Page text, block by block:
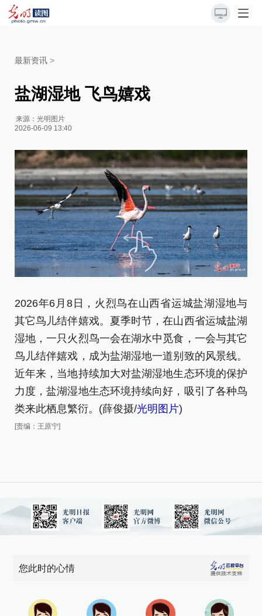
最新资讯 >
盐湖湿地 飞鸟嬉戏
来源：光明图片
2026-06-09 13:40
2026年6月8日，火烈鸟在山西省运城盐湖湿地与
其它鸟儿结伴嬉戏。夏季时节，在山西省运城盐湖
湿地，一只火烈鸟一会在湖水中觅食，一会与其它
鸟儿结伴嬉戏，成为盐湖湿地一道别致的风景线。
近年来，当地持续加大对盐湖湿地生态环境的保护
力度，盐湖湿地生态环境持续向好，吸引了各种鸟
类来此栖息繁衍。(薛俊摄/光明图片)
[责编：王原宁]
您此时的心情